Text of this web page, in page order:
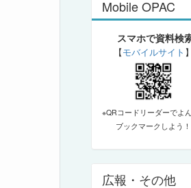
Mobile OPAC
スマホで資料検
【モバイルサイト 】
※QRコードリーダーでよ
ブックマークしよう！
広報・その他